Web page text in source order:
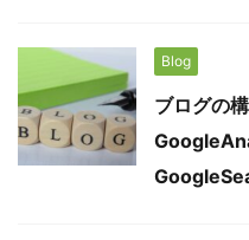
Blog
ブログの